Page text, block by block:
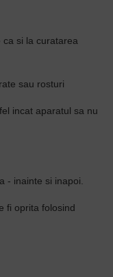
si la curatarea
sau rosturi
incat aparatul sa nu
- inainte si inapoi.
fi oprita folosind